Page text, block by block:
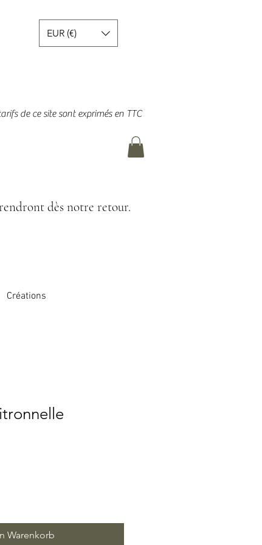
EUR (€)
de ce site sont exprimés en TTC
dès notre retour.
Créations
Warenkorb